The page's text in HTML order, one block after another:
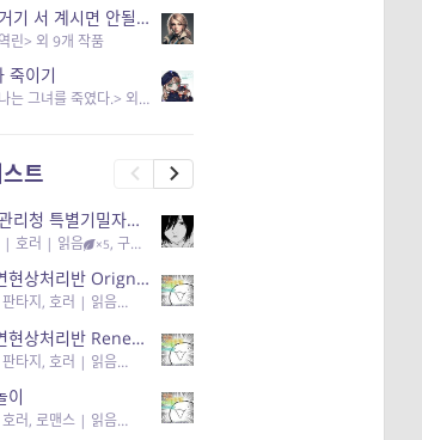
선생님, 거기 서 계시면 안될 것 같은데요-역할 클리셰를 비튼 작품들
린> 외 9개 작품
죽이기
는 그녀를 죽였다.> 외 1개 작품
트
리청 특별기밀자료들
| 호러 | 읽음 ×5, 구독 , 응원95, 리뷰3
처리반 Orignal + True Ending
판타지, 호러 | 읽음 , 구독 , 응원6
상처리반 Renewal
판타지, 호러 | 읽음 , 구독 , 응원82, 리뷰4
이
호러, 로맨스| 읽음 , 공감11, 응원25